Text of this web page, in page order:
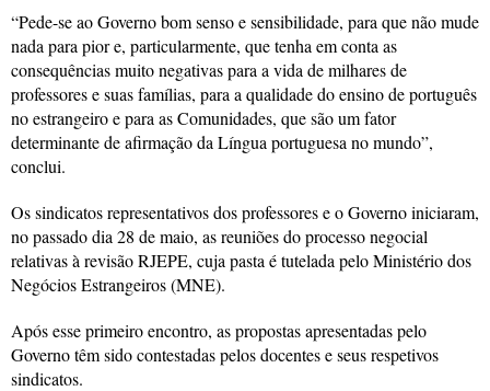
“Pede-se ao Governo bom senso e sensibilidade, para que não mude
nada para pior e, particularmente, que tenha em conta as
consequências muito negativas para a vida de milhares de
professores e suas famílias, para a qualidade do ensino de português
no estrangeiro e para as Comunidades, que são um fator
determinante de afirmação da Língua portuguesa no mundo”,
conclui.
Os sindicatos representativos dos professores e o Governo iniciaram,
no passado dia 28 de maio, as reuniões do processo negocial
relativas à revisão RJEPE, cuja pasta é tutelada pelo Ministério dos
Negócios Estrangeiros (MNE).
Após esse primeiro encontro, as propostas apresentadas pelo
Governo têm sido contestadas pelos docentes e seus respetivos
sindicatos.